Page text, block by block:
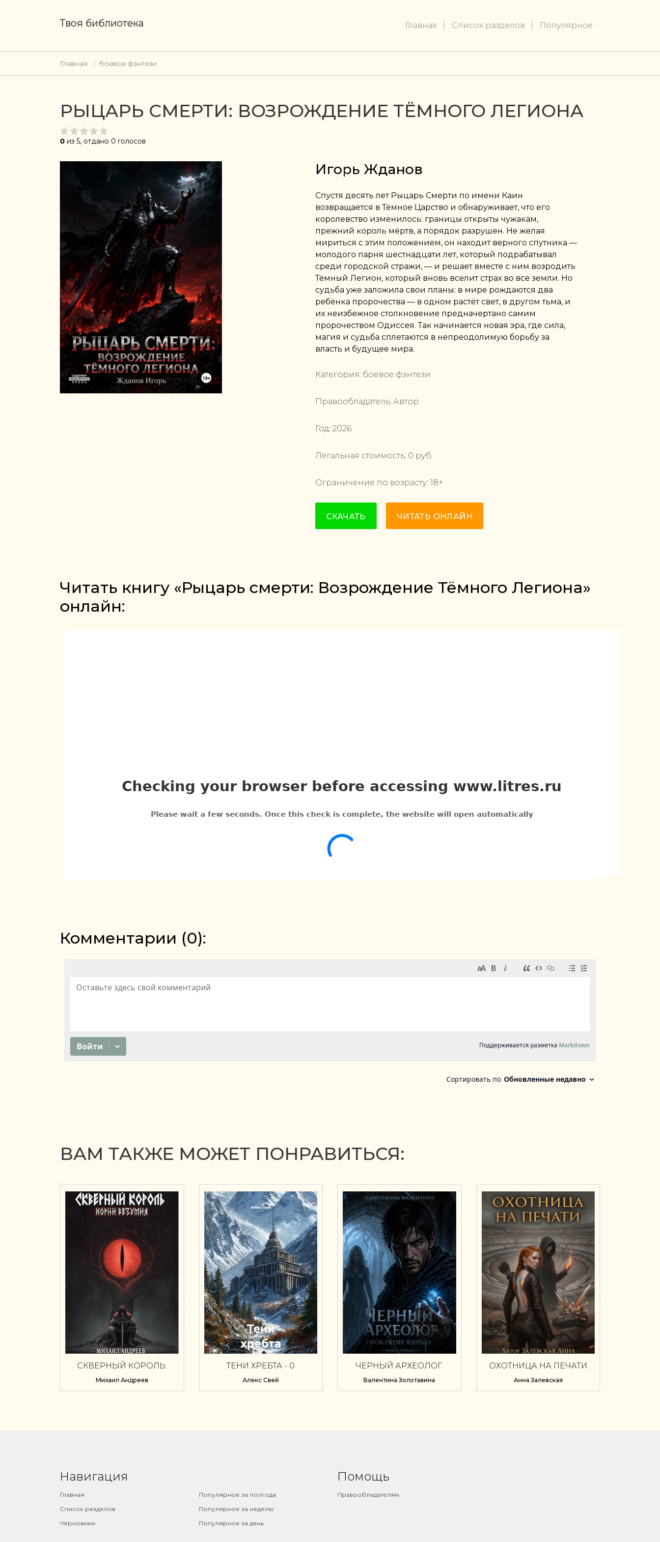
Твоя библиотека Главная Список разделов Популярное
Главная боевое фэнтези
РЫЦАРЬ СМЕРТИ: ВОЗРОЖДЕНИЕ ТЁМНОГО ЛЕГИОНА
0 из 5, отдано 0 голосов
Игорь Жданов
Спустя десять лет Рыцарь Смерти по имени Каин
возвращается в Тёмное Царство и обнаруживает, что его
королевство изменилось: границы открыты чужакам,
прежний король мёртв, а порядок разрушен. Не желая
мириться с этим положением, он находит верного спутника —
молодого парня шестнадцати лет, который подрабатывал
среди городской стражи, — и решает вместе с ним возродить
Тёмный Легион, который вновь вселит страх во все земли. Но
судьба уже заложила свои планы: в мире рождаются два
ребёнка пророчества — в одном растёт свет, в другом тьма, и
их неизбежное столкновение предначертано самим
пророчеством Одиссея. Так начинается новая эра, где сила,
магия и судьба сплетаются в непреодолимую борьбу за
власть и будущее мира.
Категория: боевое фэнтези
Правообладатель: Автор
Год: 2026
Легальная стоимость: 0 руб.
Ограничение по возрасту: 18+
СКАЧАТЬ ЧИТАТЬ ОНЛАЙН
Читать книгу «Рыцарь смерти: Возрождение Тёмного Легиона»
онлайн:
Комментарии (0):
ВАМ ТАКЖЕ МОЖЕТ ПОНРАВИТЬСЯ:
СКВЕРНЫЙ КОРОЛЬ.
Михаил Андреев
ТЕНИ ХРЕБТА - 0
Алекс Свей
ЧЕРНЫЙ АРХЕОЛОГ.
Валентина Золотавина
ОХОТНИЦА НА ПЕЧАТИ
Анна Залевская
Навигация
Главная
Список разделов
Черновики
Популярное за полгода
Популярное за неделю
Популярное за день
Помощь
Правообладателям